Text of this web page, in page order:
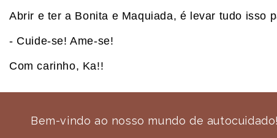
Abrir e ter a Bonita e Maquiada, é levar tudo isso
- Cuide-se! Ame-se!
Com carinho, Ka!!
Bem-vindo ao nosso mundo de autocuidado!